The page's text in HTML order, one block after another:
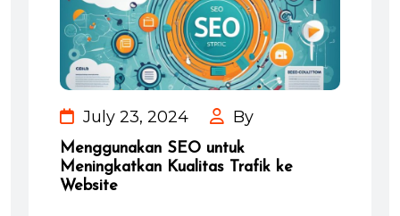
July 23, 2024 By
Menggunakan SEO untuk
Meningkatkan Kualitas Trafik ke
Website